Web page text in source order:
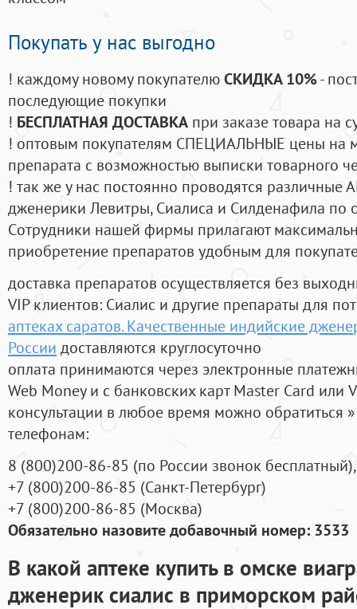
Покупать у нас выгодно
! каждому новому покупателюСКИДКА 10%-
последующие покупки
! БЕСПЛАТНАЯ ДОСТАВКА при заказе товара на
! оптовым покупателям СПЕЦИАЛЬНЫЕ цены на
препарата с возможностью выписки товарного
! так же у нас постоянно проводятся
дженерики Левитры, Сиалиса и Силденафила по
Cотрудники нашей фирмы прилагают
приобретение препаратов удобным для
доставка препаратов осуществляется без
VIP клиентов: Сиалис и другие препараты для
аптеках саратов. Качественные индийские
России доставляются круглосуточно
оплата принимаются через электронные
Web Money и с банковских карт Master Card или
консультации в любое время можно обратиться
телефонам:
8 (800)200-86-85 (по России звонок бесплатный),
+7 (800)200-86-85 (Санкт-Петербург)
+7 (800)200-86-85 (Москва)
Обязательно назовите добавочный номер: 3533
В какой аптеке купить в омске
дженерик сиалис в приморском